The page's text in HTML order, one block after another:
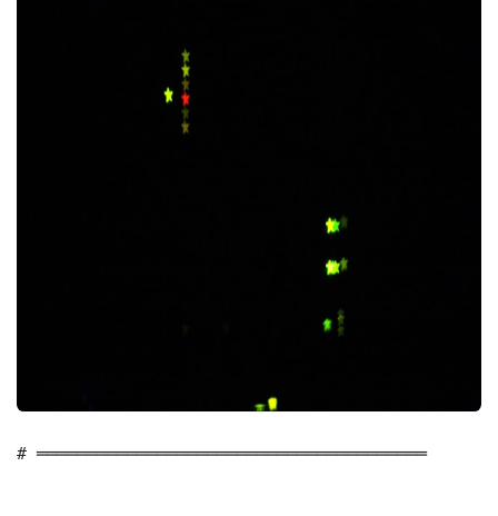
# ═══════════════════════════════════════